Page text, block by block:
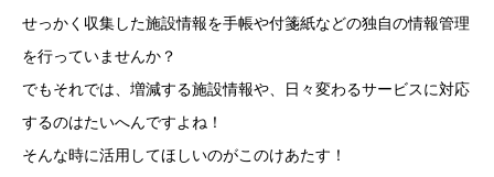
せっかく収集した施設情報を手帳や付箋紙などの独自の情報管理
を行っていませんか？
でもそれでは、増減する施設情報や、日々変わるサービスに対応
するのはたいへんですよね！
そんな時に活用してほしいのがこのけあたす！